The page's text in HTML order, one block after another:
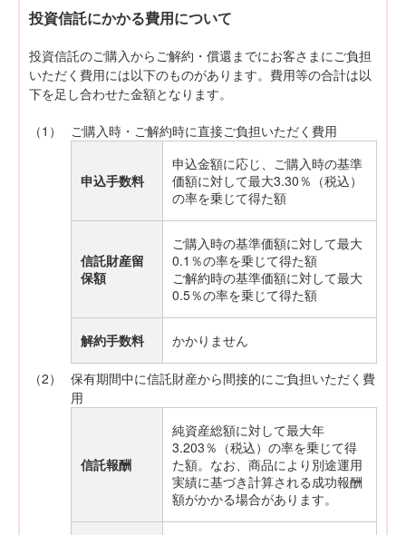
投資信託にかかる費用について
投資信託のご購入からご解約・償還までにお客さまにご負担
いただく費用には以下のものがあります。費用等の合計は以
下を足し合わせた金額となります。
（1） ご購入時・ご解約時に直接ご負担いただく費用
申込手数料
申込金額に応じ、ご購入時の基準
価額に対して最大3.30％（税込）
の率を乗じて得た額
信託財産留
保額
ご購入時の基準価額に対して最大
0.1％の率を乗じて得た額
ご解約時の基準価額に対して最大
0.5％の率を乗じて得た額
解約手数料 かかりません
（2）
保有期間中に信託財産から間接的にご負担いただく費
用
信託報酬
純資産総額に対して最大年
3.203％（税込）の率を乗じて得
た額。なお、商品により別途運用
実績に基づき計算される成功報酬
額がかかる場合があります。